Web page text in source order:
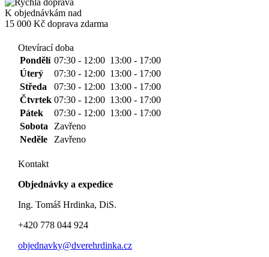
K objednávkám nad
15 000 Kč doprava zdarma
Otevírací doba
Pondělí 07:30 - 12:00 13:00 - 17:00
Úterý
07:30 - 12:00 13:00 - 17:00
Středa
07:30 - 12:00 13:00 - 17:00
Čtvrtek 07:30 - 12:00 13:00 - 17:00
Pátek
07:30 - 12:00 13:00 - 17:00
Sobota
Zavřeno
Neděle
Zavřeno
Kontakt
Objednávky a expedice
Ing. Tomáš Hrdinka, DiS.
+420 778 044 924
objednavky@dverehrdinka.cz